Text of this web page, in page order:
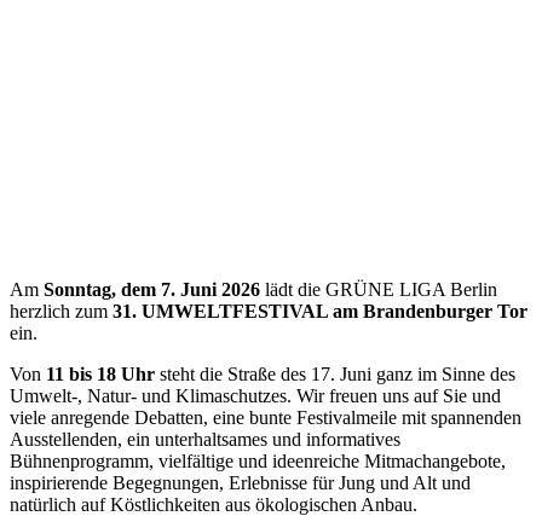
Am Sonntag, dem 7. Juni 2026 lädt die GRÜNE LIGA Berlin
herzlich zum 31. UMWELTFESTIVAL am Brandenburger Tor
ein.
Von 11 bis 18 Uhr steht die Straße des 17. Juni ganz im Sinne des
Umwelt-, Natur- und Klimaschutzes. Wir freuen uns auf Sie und
viele anregende Debatten, eine bunte Festivalmeile mit spannenden
Ausstellenden, ein unterhaltsames und informatives
Bühnenprogramm, vielfältige und ideenreiche Mitmachangebote,
inspirierende Begegnungen, Erlebnisse für Jung und Alt und
natürlich auf Köstlichkeiten aus ökologischen Anbau.